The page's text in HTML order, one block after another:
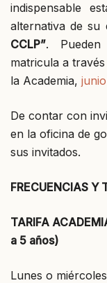
indispensable
alternativa de su
CCLP”.
matricula a
la Academia,
De contar con
en la oficina de
sus invitados.
FRECUENCIAS Y
TARIFA
a 5 años)
Lunes o